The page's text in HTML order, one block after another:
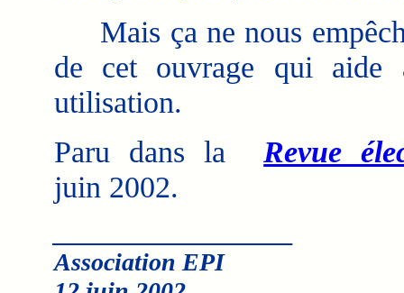
Mais ça ne nous
de cet ouvrage qui
utilisation.
Paru dans la
Revue
juin 2002.
Association EPI